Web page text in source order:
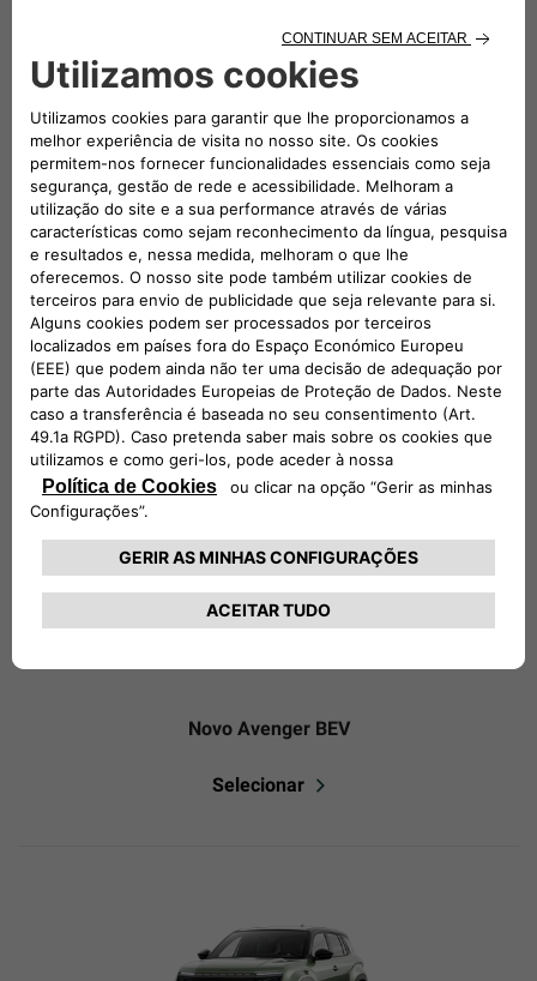
Novo Avenger 4xe Hybrid MY27
Selecionar
Novo Avenger BEV
Selecionar